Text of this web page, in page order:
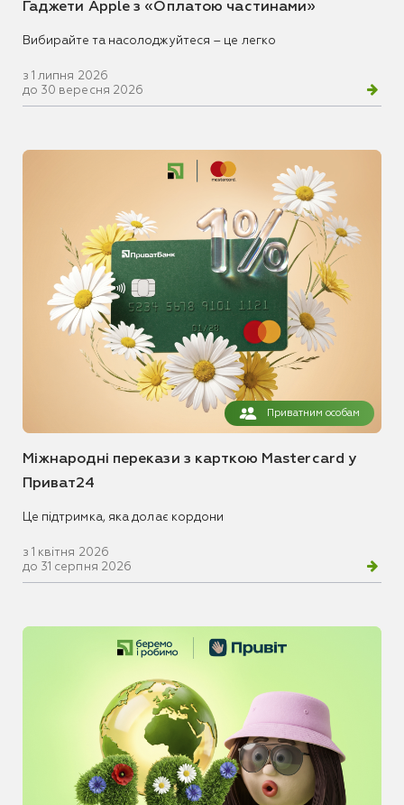
Гаджети Apple з «Оплатою частинами»
Вибирайте та насолоджуйтеся – це легко
з 1 липня 2026
до 30 вересня 2026
Приватним особам
Міжнародні перекази з карткою Mastercard у
Приват24
Це підтримка, яка долає кордони
з 1 квітня 2026
до 31 серпня 2026